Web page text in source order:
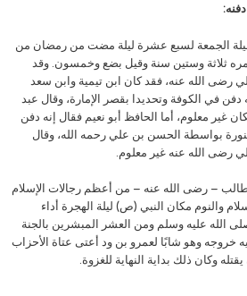
الجمعة لسبع عشرة ليلة مضت من رمضان من
عمره ثلاثة وستين سنة وقيل بضع وخمسون. وقد
رضى الله عنه، فقد كان ابن تيمية وابن سعد
في الكوفة وتحديدا بقصر الإمارة، وقال عبد
غير معلوم، أما الحافظ أبو نعيم فقال إنه دفن
بواسطة الحسن بن علي رحمه الله، وقال
رضى الله عنه غير معلوم.
– رضى الله عنه – من أعظم رجالات الإسلام
والنوم مكان النبي (ص) ليلة الهجرة أداء
الله عليه وسلم ومن العشر المبشرين بالجنة
خروجه وهو شابًا لعمرو بن ود أعتى عتاة الأحزاب
وكان ذلك بداية النهاية للغزوة.